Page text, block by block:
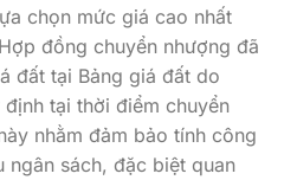
chọn mức giá cao nhất
đồng chuyển nhượng đã
đất tại Bảng giá đất do
tại thời điểm chuyển
nhằm đảm bảo tính công
ngân sách, đặc biệt quan